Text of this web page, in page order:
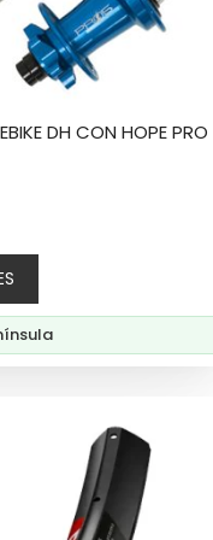
DH CON HOPE PRO